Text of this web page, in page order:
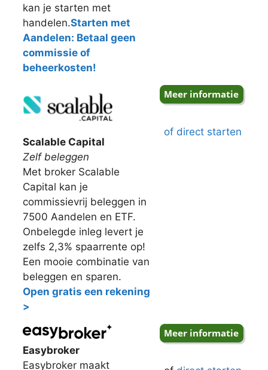
kan je starten met
handelen.Starten met
Aandelen: Betaal geen
commissie of
beheerkosten!
Scalable Capital
Zelf beleggen
Met broker Scalable
Capital kan je
commissievrij beleggen in
7500 Aandelen en ETF.
Onbelegde inleg levert je
zelfs 2,3% spaarrente op!
Een mooie combinatie van
beleggen en sparen.
Open gratis een rekening
>
of direct starten
Easybroker
Easybroker maakt